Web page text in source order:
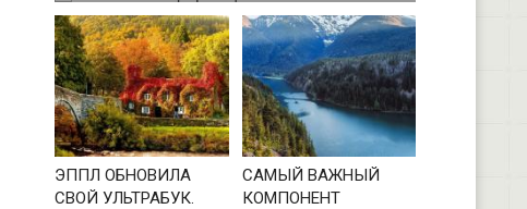
ЭППЛ ОБНОВИЛА
СВОЙ УЛЬТРАБУК.
САМЫЙ ВАЖНЫЙ
КОМПОНЕНТ